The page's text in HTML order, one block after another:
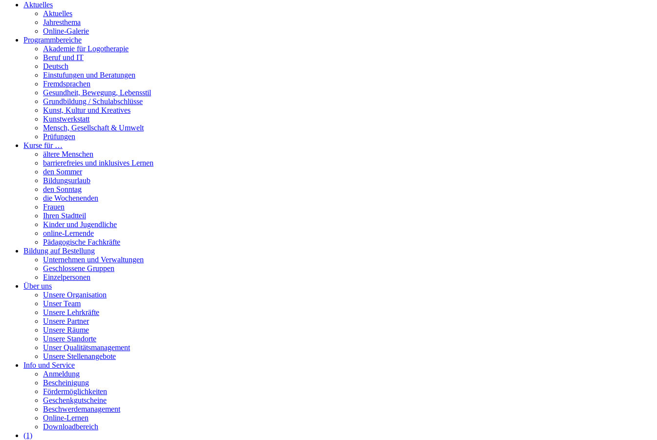
Aktuelles
Aktuelles
Jahresthema
Online-Galerie
Programmbereiche
Akademie für Logotherapie
Beruf und IT
Deutsch
Einstufungen und Beratungen
Fremdsprachen
Gesundheit, Bewegung, Lebensstil
Grundbildung / Schulabschlüsse
Kunst, Kultur und Kreatives
Kunstwerkstatt
Mensch, Gesellschaft & Umwelt
Prüfungen
Kurse für …
ältere Menschen
barrierefreies und inklusives Lernen
den Sommer
Bildungsurlaub
den Sonntag
die Wochenenden
Frauen
Ihren Stadtteil
Kinder und Jugendliche
online-Lernende
Pädagogische Fachkräfte
Bildung auf Bestellung
Unternehmen und Verwaltungen
Geschlossene Gruppen
Einzelpersonen
Über uns
Unsere Organisation
Unser Team
Unsere Lehrkräfte
Unsere Partner
Unsere Räume
Unsere Standorte
Unser Qualitätsmanagement
Unsere Stellenangebote
Info und Service
Anmeldung
Bescheinigung
Fördermöglichkeiten
Geschenkgutscheine
Beschwerdemanagement
Online-Lernen
Downloadbereich
(1)